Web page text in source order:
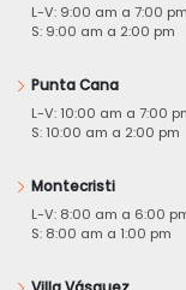
L-V: 9:00 am a 7:00 pm
S: 9:00 am a 2:00 pm
Punta Cana
L-V: 10:00 am a 7:00
S: 10:00 am a 2:00 pm
Montecristi
L-V: 8:00 am a 6:00
S: 8:00 am a 1:00 pm